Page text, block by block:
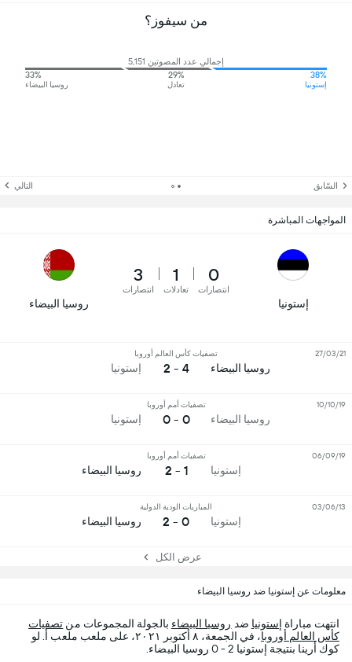
من سيفوز؟
إجمالي عدد المصوتين 5,151
38%
إستونيا
29%
تعادل
33%
روسيا البيضاء
السّابق التالي
المواجهات المباشرة
إستونيا
0
انتصارات
1
تعادلات
3
انتصارات
روسيا البيضاء
روسيا البيضاء
تصفيات كأس العالم أوروبا
4 - 2 إستونيا
27/03/21
روسيا البيضاء
تصفيات أمم أوروبا
0 - 0 إستونيا
10/10/19
إستونيا
تصفيات أمم أوروبا
1 - 2 روسيا البيضاء
06/09/19
إستونيا
المباريات الودية الدولية
0 - 2 روسيا البيضاء
03/06/13
عرض الكل
معلومات عن إستونيا ضد روسيا البيضاء
انتهت مباراة إستونيا ضد روسيا البيضاء بالجولة المجموعات من تصفيات
كأس العالم أوروبا
، في الجمعة، ٨ أكتوبر ٢٠٢١، على ملعب ملعب أ. لو
كوك أرينا بنتيجة إستونيا 2 - 0 روسيا البيضاء.